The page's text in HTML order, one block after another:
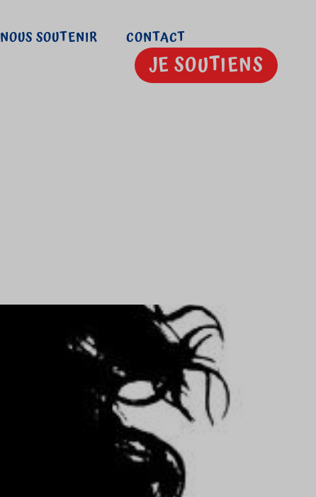
JE SOUTIENS
NOUS SOUTENIR CONTACT